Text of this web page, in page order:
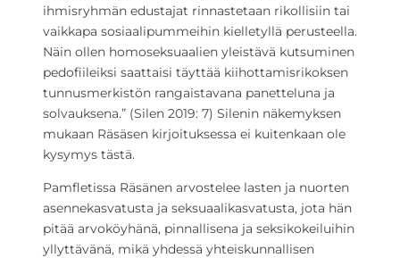
ihmisryhmän edustajat rinnastetaan rikollisiin tai
vaikkapa sosiaalipummeihin kielletyllä perusteella.
Näin ollen homoseksuaalien yleistävä kutsuminen
pedofiileiksi saattaisi täyttää kiihottamisrikoksen
tunnusmerkistön rangaistavana panetteluna ja
solvauksena.” (Silen 2019: 7) Silenin näkemyksen
mukaan Räsäsen kirjoituksessa ei kuitenkaan ole
kysymys tästä.
Pamfletissa Räsänen arvostelee lasten ja nuorten
asennekasvatusta ja seksuaalikasvatusta, jota hän
pitää arvoköyhänä, pinnallisena ja seksikokeiluihin
yllyttävänä, mikä yhdessä yhteiskunnallisen